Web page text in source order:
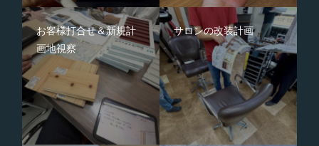
お客様打合せ＆新規計
画地視察
サロンの改装計画